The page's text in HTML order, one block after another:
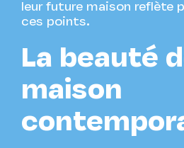
leur future maison reflète
ces points.
La beauté
maison